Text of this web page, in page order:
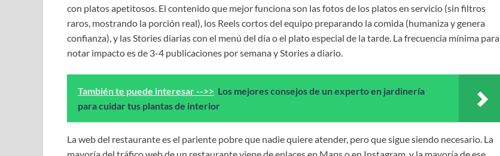
con platos apetitosos. El contenido que mejor funciona son las fotos de los platos en servicio (sin filtros
raros, mostrando la porción real), los Reels cortos del equipo preparando la comida (humaniza y genera
confianza), y las Stories diarias con el menú del día o el plato especial de la tarde. La frecuencia mínima para
notar impacto es de 3-4 publicaciones por semana y Stories a diario.
También te puede interesar -->> Los mejores consejos de un experto en jardinería
para cuidar tus plantas de interior
La web del restaurante es el pariente pobre que nadie quiere atender, pero que sigue siendo necesario. La